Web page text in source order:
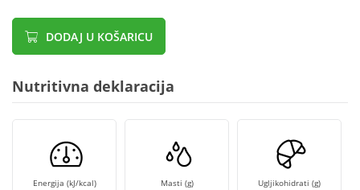
DODAJ U KOŠARICU
Nutritivna deklaracija
Energija (kJ/kcal) Masti (g) Ugljikohidrati (g)